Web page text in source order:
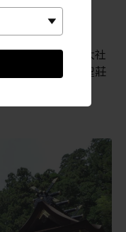
漆，熊野本宮大社
設計更增添神聖莊
嘆。